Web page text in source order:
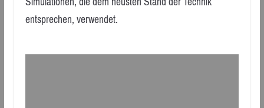
entsprechen, verwendet.